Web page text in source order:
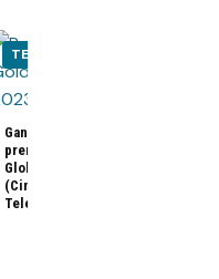
TELEVISIÓN
Ganadores
premios Golden
Globes 2023
(Cine y
Televisión)